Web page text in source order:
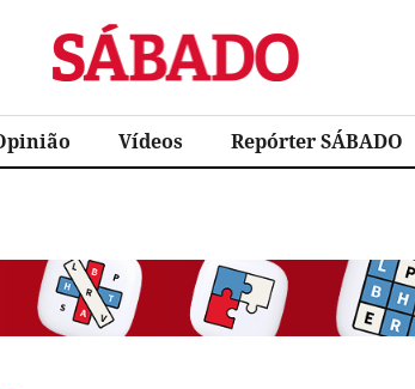
Sábado
Vídeos Repórter SÁBADO